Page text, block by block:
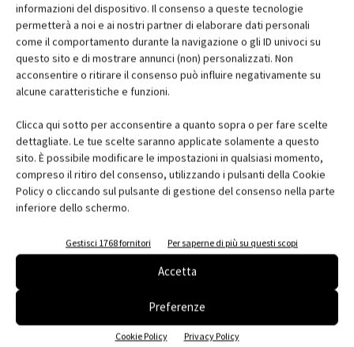
informazioni del dispositivo. Il consenso a queste tecnologie
permetterà a noi e ai nostri partner di elaborare dati personali
come il comportamento durante la navigazione o gli ID univoci su
questo sito e di mostrare annunci (non) personalizzati. Non
acconsentire o ritirare il consenso può influire negativamente su
alcune caratteristiche e funzioni.
Clicca qui sotto per acconsentire a quanto sopra o per fare scelte
dettagliate. Le tue scelte saranno applicate solamente a questo
sito. È possibile modificare le impostazioni in qualsiasi momento,
compreso il ritiro del consenso, utilizzando i pulsanti della Cookie
Policy o cliccando sul pulsante di gestione del consenso nella parte
inferiore dello schermo.
Gestisci 1768 fornitori Per saperne di più su questi scopi
Accetta
Preferenze
Cookie Policy Privacy Policy